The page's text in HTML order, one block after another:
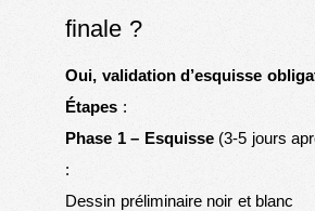
finale ?
Oui, validation d’esquisse
Étapes :
Phase 1 – Esquisse(3-5 jours
:
Dessin préliminaire noir et blanc